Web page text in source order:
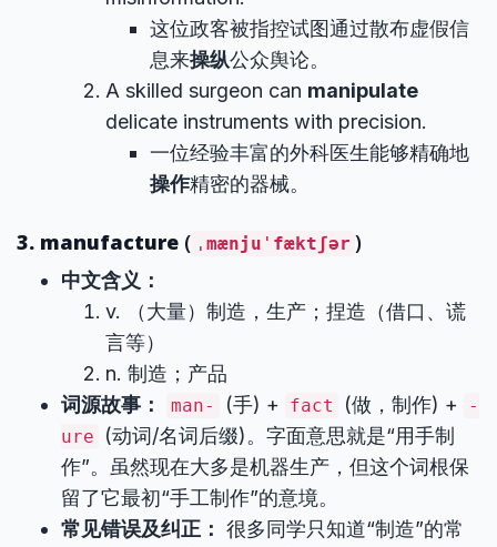
这位政客被指控试图通过散布虚假信
息来操纵公众舆论。
A skilled surgeon can manipulate
delicate instruments with precision.
一位经验丰富的外科医生能够精确地
操作精密的器械。
3. manufacture ( ˌmænjuˈfæktʃər )
中文含义：
v. （大量）制造，生产；捏造（借口、谎
言等）
n. 制造；产品
词源故事：
man- (手) + fact (做，制作) +
-
ure
(动词/名词后缀)。字面意思就是“用手制
作”。虽然现在大多是机器生产，但这个词根保
留了它最初“手工制作”的意境。
常见错误及纠正： 很多同学只知道“制造”的常